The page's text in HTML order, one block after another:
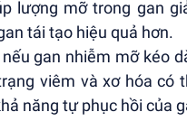
lượng mỡ trong gan
tái tạo hiệu quả hơn.
gan nhiễm mỡ kéo
viêm và xơ hóa có
năng tự phục hồi của